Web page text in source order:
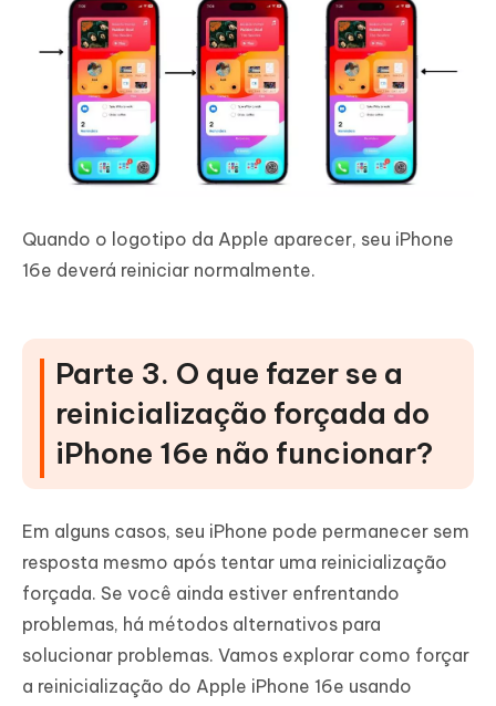
Quando o logotipo da Apple aparecer, seu iPhone
16e deverá reiniciar normalmente.
Parte 3. O que fazer se a
reinicialização forçada do
iPhone 16e não funcionar?
Em alguns casos, seu iPhone pode permanecer sem
resposta mesmo após tentar uma reinicialização
forçada. Se você ainda estiver enfrentando
problemas, há métodos alternativos para
solucionar problemas. Vamos explorar como forçar
a reinicialização do Apple iPhone 16e usando